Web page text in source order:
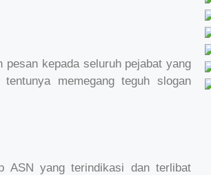
kepada seluruh pejabat yang
memegang teguh slogan
ASN yang terindikasi dan terlibat